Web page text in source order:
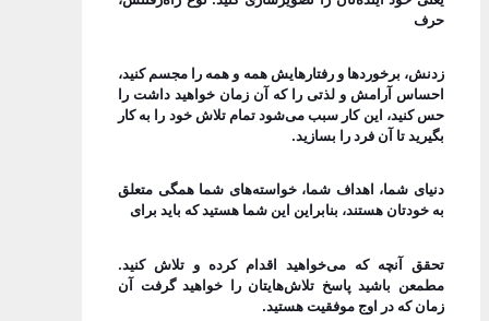
حرف
زدنش، برخوردها و رفتارهایش همه و همه را مجسم کنید،
احساس آرامش و لذتی را که آن زمان خواهید داشت را
حس کنید، این کار سبب می‌شود تمام تلاش خود را به کار
بگیرید تا آن فرد را بسازید.
دنیای شما، اهداف شما، خواسته‌های شما همگی متعلق
به خودتان هستند، بنابراین این شما هستید که باید برای
تحقق آنچه که می‌خواهید اقدام کرده و تلاش کنید.
مطمعن باشید پاسخ تلاش‌هایتان را خواهید گرفت آن
زمان که در اوج موفقیت هستید.